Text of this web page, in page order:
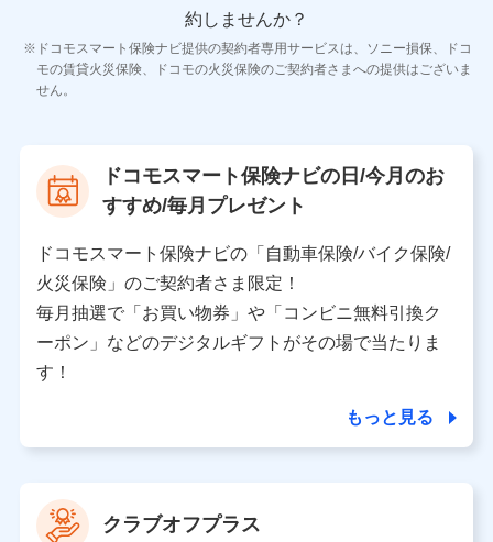
ビスに関してのお問い合わせ情報
各種お問い合わせに対応するため
当社のサービスに関する情報提供や、皆様に有用なお知らせ
をお送りするため
当社の対応品質向上やお問い合わせ内容の正確な把握のため
個人情報保護管理者の職名、連絡先
〒103-0013 東京都中央区日本橋人形町2-14-10 アー
バンネット日本橋ビル 3F
株式会社ドコモ・インシュアランス
個人情報の第三者提供について
当社は利用目的の達成に必要な範囲内において個人情報
の取り扱いの全部または一部を委託する場合がありま
約しませんか？
ドコモスマート保険ナビ提供の契約者専用サービスは、ソニー損保、ドコ
モの賃貸火災保険、ドコモの火災保険のご契約者さまへの提供はございま
せん。
ドコモスマート保険ナビの日/今月のお
すすめ/毎月プレゼント
ドコモスマート保険ナビの「自動車保険/バイク保険/
火災保険」のご契約者さま限定！
毎月抽選で「お買い物券」や「コンビニ無料引換ク
ーポン」などのデジタルギフトがその場で当たりま
す！
もっと見る
クラブオフプラス